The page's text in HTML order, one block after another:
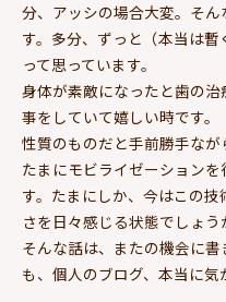
分、アッシの場合大変。そ
す。多分、ずっと（本当は
って思っています。
身体が素敵になったと歯の
事をしていて嬉しい時です
性質のものだと手前勝手なが
たまにモビライゼーション
す。たまにしか、今はこの
さを日々感じる状態でしょう
そんな話は、またの機会に
も、個人のブログ、本当に気